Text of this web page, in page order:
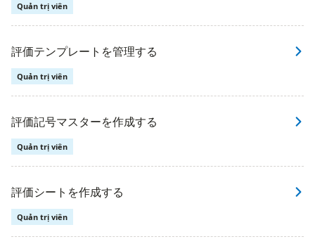
Quản trị viên
評価テンプレートを管理する
Quản trị viên
評価記号マスターを作成する
Quản trị viên
評価シートを作成する
Quản trị viên